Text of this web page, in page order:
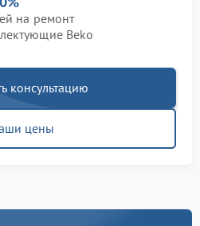
на ремонт
Beko
консультацию
цены